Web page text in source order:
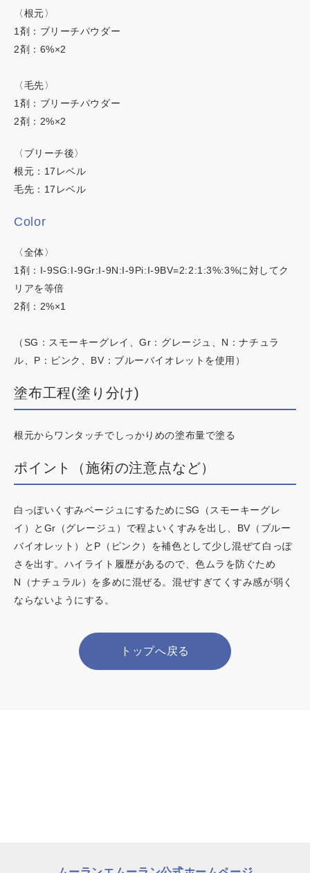
ヒカリナス
ネイチャーディープカラー
〈根元〉
1剤：ブリーチパウダー
2剤：6%×2
〈毛先〉
1剤：ブリーチパウダー
2剤：2%×2
〈ブリーチ後〉
根元：17レベル
毛先：17レベル
Color
〈全体〉
1剤：I-9SG:I-9Gr:I-9N:I-9Pi:I-9BV=2:2:1:3%:3%に対してク
リアを等倍
2剤：2%×1
（SG：スモーキーグレイ、Gr：グレージュ、N：ナチュラ
ル、P：ピンク、BV：ブルーバイオレットを使用）
塗布工程(塗り分け)
根元からワンタッチでしっかりめの塗布量で塗る
ポイント（施術の注意点など）
白っぽいくすみベージュにするためにSG（スモーキーグレ
イ）とGr（グレージュ）で程よいくすみを出し、BV（ブルー
バイオレット）とP（ピンク）を補色として少し混ぜて白っぽ
さを出す。ハイライト履歴があるので、色ムラを防ぐため
N（ナチュラル）を多めに混ぜる。混ぜすぎてくすみ感が弱く
ならないようにする。
トップへ戻る